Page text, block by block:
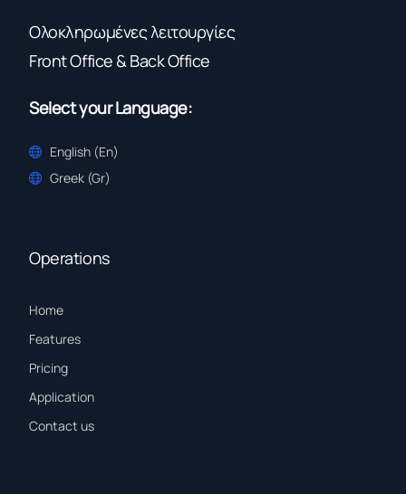
Ολοκληρωμένες λειτουργίες
Front Office & Back Office
Select your Language:
English (En)
Greek (Gr)
Operations
Home
Features
Pricing
Application
Contact us